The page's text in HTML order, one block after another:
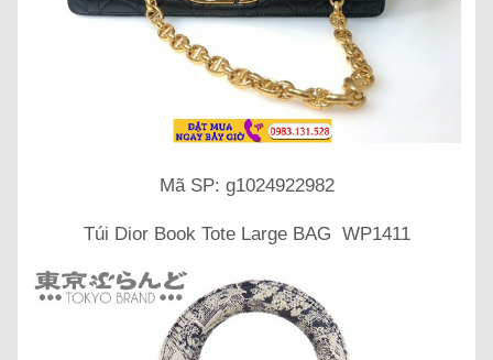
Mã SP: g1024922982
Túi Dior Book Tote Large BAG WP1411